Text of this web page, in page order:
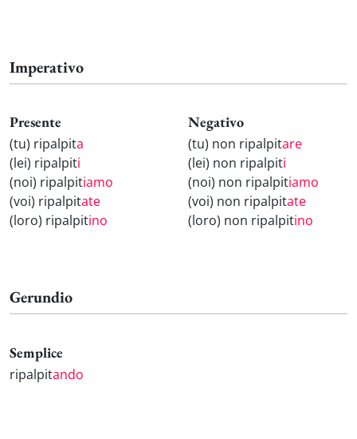
Imperativo
Presente
(tu) ripalpita
(lei) ripalpiti
(noi) ripalpitiamo
(voi) ripalpitate
(loro) ripalpitino
Negativo
(tu) non ripalpitare
(lei) non ripalpiti
(noi) non ripalpitiamo
(voi) non ripalpitate
(loro) non ripalpitino
Gerundio
Semplice
ripalpitando